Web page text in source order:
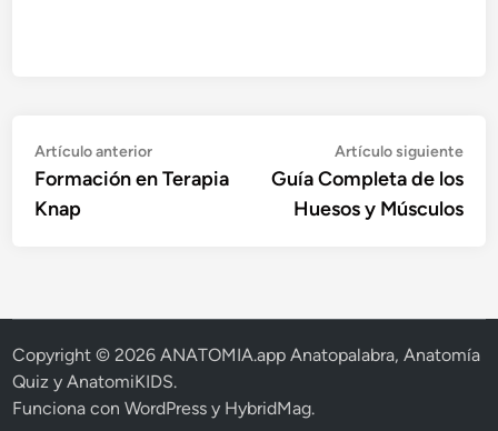
Navegación
de
entradas
Artículo anteriorArtículo
anterior:
Formación en Terapia
Knap
Artículo siguiente
Guía Completa de los
Huesos y Músculos
Copyright © 2026ANATOMIA.app Anatopalabra, Anatomía
Quiz y AnatomiKIDS.
Funciona conWordPress y HybridMag.